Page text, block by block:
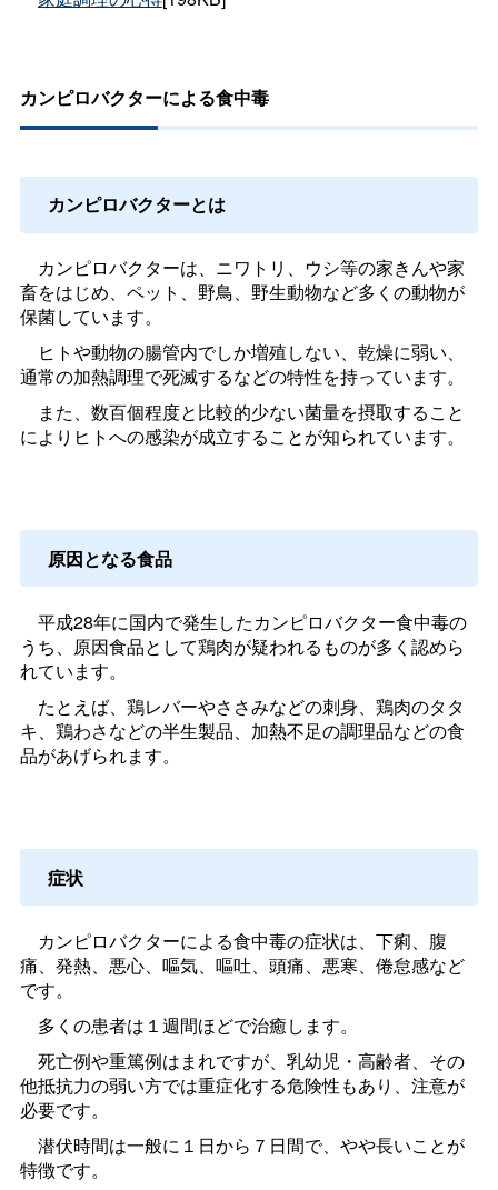
カンピロバクターによる食中毒
カンピロバクターとは
カンピロバクターは、ニワトリ、ウシ等の家きんや家
畜をはじめ、ペット、野鳥、野生動物など多くの動物が
保菌しています。
ヒトや動物の腸管内でしか増殖しない、乾燥に弱い、
通常の加熱調理で死滅するなどの特性を持っています。
また、数百個程度と比較的少ない菌量を摂取すること
によりヒトへの感染が成立することが知られています。
原因となる食品
平成28年に国内で発生したカンピロバクター食中毒の
うち、原因食品として鶏肉が疑われるものが多く認めら
れています。
たとえば、鶏レバーやささみなどの刺身、鶏肉のタタ
キ、鶏わさなどの半生製品、加熱不足の調理品などの食
品があげられます。
症状
カンピロバクターによる食中毒の症状は、下痢、腹
痛、発熱、悪心、嘔気、嘔吐、頭痛、悪寒、倦怠感など
です。
多くの患者は１週間ほどで治癒します。
死亡例や重篤例はまれですが、乳幼児・高齢者、その
他抵抗力の弱い方では重症化する危険性もあり、注意が
必要です。
潜伏時間は一般に１日から７日間で、やや長いことが
特徴です。